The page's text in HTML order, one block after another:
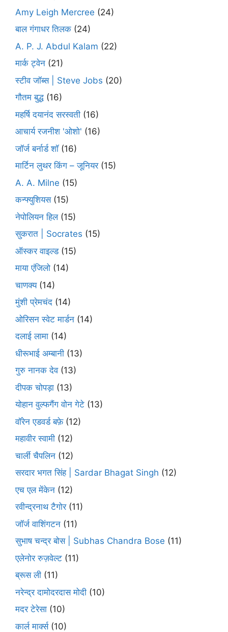
Amy Leigh Mercree (24)
बाल गंगाधर तिलक (24)
A. P. J. Abdul Kalam (22)
मार्क ट्वेन (21)
स्टीव जॉब्स | Steve Jobs (20)
गौतम बुद्ध (16)
महर्षि दयानंद सरस्वती (16)
आचार्य रजनीश 'ओशो' (16)
जॉर्ज बर्नार्ड शॉ(16)
मार्टिन लुथर किंग – जूनियर(15)
A. A. Milne (15)
कन्फ्युशियस(15)
नेपोलियन हिल(15)
सुकरात | Socrates (15)
ऑस्कर वाइल्ड(15)
माया एंजिलो (14)
चाणक्य(14)
मुंशी प्रेमचंद (14)
ओरिसन स्‍वेट मार्डन (14)
दलाई लामा (14)
धीरूभाई अम्बानी (13)
गुरु नानक देव(13)
दीपक चोपड़ा (13)
योहान वुल्फगैंग वोन गेटे (13)
वॉरेन एडवर्ड बफ़े(12)
महावीर स्वामी (12)
चार्ली चैपलिन (12)
सरदार भगत सिंह | Sardar Bhagat Singh (12)
एच एल मेंकेन (12)
रवीन्द्रनाथ टैगोर(11)
जॉर्ज वाशिंगटन (11)
सुभाष चन्द्र बोस | Subhas Chandra Bose (11)
एलेनोर रुज़वेल्ट (11)
ब्रूस ली (11)
नरेन्द्र दामोदरदास मोदी (10)
मदर टेरेसा (10)
कार्ल मार्क्स(10)